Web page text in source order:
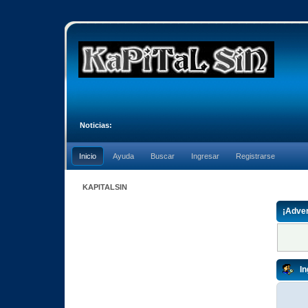
Noticias:
Inicio Ayuda Buscar Ingresar Registrarse
KAPITALSIN